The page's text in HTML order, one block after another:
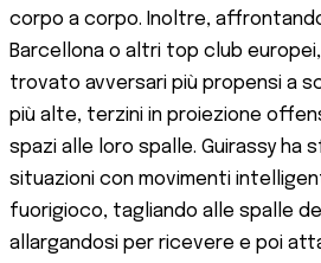
corpo a corpo. Inoltre,
Barcellona o altri top club
trovato avversari più propensi a
più alte, terzini in proiezione
spazi alle loro spalle. Guirassy
situazioni con movimenti
fuorigioco, tagliando alle spalle
allargandosi per ricevere e poi